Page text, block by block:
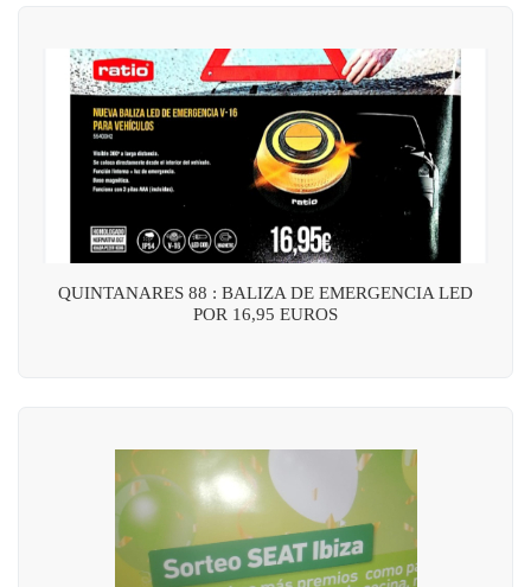
QUINTANARES 88 : BALIZA DE EMERGENCIA LED
POR 16,95 EUROS